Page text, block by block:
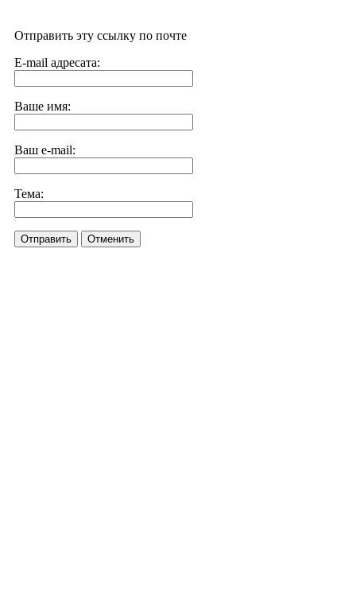
Отправить эту ссылку по почте
E-mail адресата:
Ваше имя:
Ваш e-mail:
Тема:
Отправить Отменить